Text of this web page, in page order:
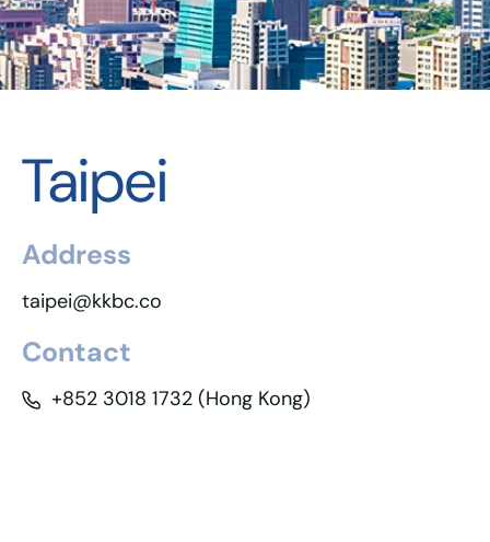
Taipei
Address
taipei@kkbc.co
Contact
+852 3018 1732 (Hong Kong)